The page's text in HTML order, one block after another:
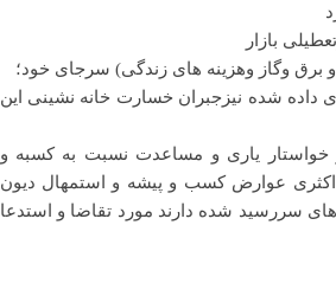
بازار
برق و‌گاز وهزینه های زندگی) سرجای خود؛
داده شده نیزجبران خسارت خانه نشینی این
خواستار یاری و مساعدت نسبت به کسبه و
عوارض کسب و پیشه و استمهال دیون
سررسید شده‌ دارند مورد تقاضا و استدعا